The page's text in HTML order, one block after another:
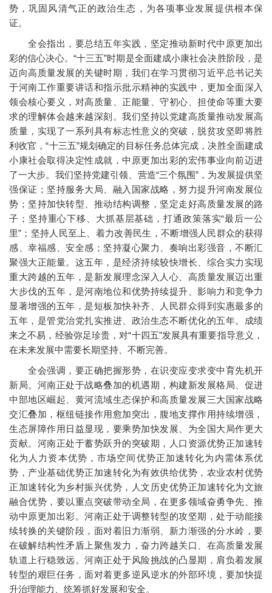
势，巩固风清气正的政治生态，为各项事业发展提供根本保
证。
全会指出，要总结五年实践，坚定推动新时代中原更加出
彩的信心决心。“十三五”时期是全面建成小康社会决胜阶段，是
迈向高质量发展的关键时期，我们在学习贯彻习近平总书记关
于河南工作重要讲话和指示批示精神的实践中，更加全面深入
领会核心要义，对高质量、正能量、守初心、担使命等重大要
求的理解体会越来越深刻。我们坚持以党建高质量推动发展高
质量，实现了一系列具有标志性意义的突破，脱贫攻坚即将胜
利收官，“十三五”规划确定的目标任务总体完成，决胜全面建成
小康社会取得决定性成就，中原更加出彩的宏伟事业向前迈进
了一大步。我们坚持党建引领、营造“三个氛围”，为发展提供坚
强保证；坚持服务大局、融入国家战略，努力提升河南发展位
势；坚持加快转型、推动结构调整，坚定走好高质量发展的路
子；坚持重心下移、大抓基层基础，打通政策落实“最后一公
里”；坚持人民至上、着力改善民生，不断增强人民群众的获得
感、幸福感、安全感；坚持凝心聚力、奏响出彩强音，不断汇
聚强大正能量。这五年，是经济持续较快增长、综合实力实现
重大跨越的五年，是新发展理念深入人心、高质量发展迈出重
大步伐的五年，是河南地位和优势持续提升、影响力和竞争力
显著增强的五年，是短板加快补齐、人民群众得到实惠最多的
五年，是管党治党扎实推进、政治生态不断优化的五年。成绩
来之不易，经验弥足珍贵，对“十四五”发展具有重要指导意义，
在未来发展中需要长期坚持、不断完善。
全会强调，要正确把握形势，在识变应变求变中育先机开
新局。河南正处于战略叠加的机遇期，构建新发展格局、促进
中部地区崛起、黄河流域生态保护和高质量发展三大国家战略
交汇叠加，枢纽链接作用愈加突出，腹地支撑作用持续增强，
生态屏障作用日益显现，要乘势加快发展、为全国大局作更大
贡献。河南正处于蓄势跃升的突破期，人口资源优势正加速转
化为人力资本优势，市场空间优势正加速转化为内需体系优
势，产业基础优势正加速转化为有效供给优势，农业农村优势
正加速转化为乡村振兴优势，人文历史优势正加速转化为文旅
融合优势，要以重点突破带动全局，在更多领域奋勇争先、推
动中原更加出彩。河南正处于调整转型的攻坚期，处于动能接
续转换的关键阶段，面对着旧力渐弱、新力渐强的分水岭，要
在破解结构性矛盾上聚焦发力，奋力跨越关口、在高质量发展
轨道上行稳致远。河南正处于风险挑战的凸显期，肩负着发展
转型的艰巨任务，面对着更多逆风逆水的外部环境，要加快提
升治理能力、统筹抓好发展和安全。